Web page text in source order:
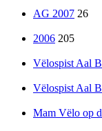
AG 2007 26
2006 205
Vëlospist Aal
Vëlospist Aal
Mam Vëlo op